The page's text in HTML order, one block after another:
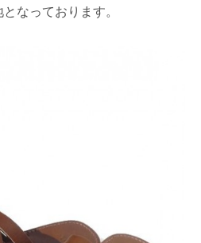
なっております。